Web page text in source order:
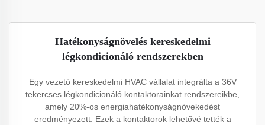
Hatékonyságnövelés kereskedelmi
légkondicionáló rendszerekben
Egy vezető kereskedelmi HVAC vállalat integrálta a 36V
tekercses légkondicionáló kontaktorainkat rendszereikbe,
amely 20%-os energiahatékonyságnövekedést
eredményezett. Ezek a kontaktorok lehetővé tették a